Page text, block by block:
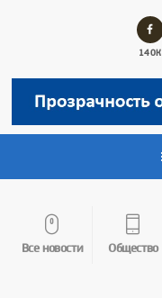
140К
Все новости Общество